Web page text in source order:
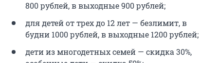
800 рублей, в выходные 900 рублей;
для детей от трех до 12 лет — безлимит, в
будни 1000 рублей, в выходные 1200 рублей;
дети из многодетных семей — скидка 30%,